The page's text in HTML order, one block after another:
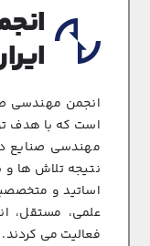
انجمن مهندسی
است که با هدف
نتیجه تلاش ها
اساتید و
علمی، مستقل،
فعالیت می کردند.